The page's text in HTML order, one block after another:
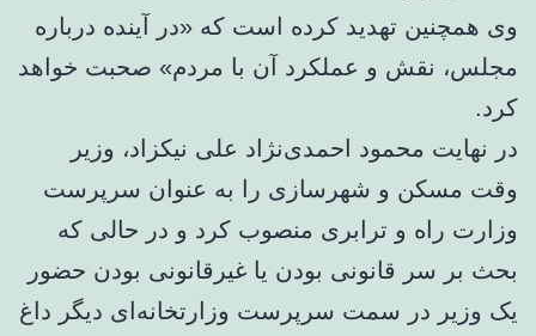
وی همچنین تهدید کرده است که «در آینده درباره
مجلس، نقش و عملکرد آن با مردم» صحبت خواهد
کرد.
در نهایت محمود احمدی‌نژاد علی نیکزاد، وزیر
وقت مسکن و شهرسازی را به عنوان سرپرست
وزارت راه و ترابری منصوب کرد و در حالی که
بحث بر سر قانونی بودن یا غیرقانونی بودن حضور
یک وزیر در سمت سرپرست وزارتخانه‌ای دیگر داغ